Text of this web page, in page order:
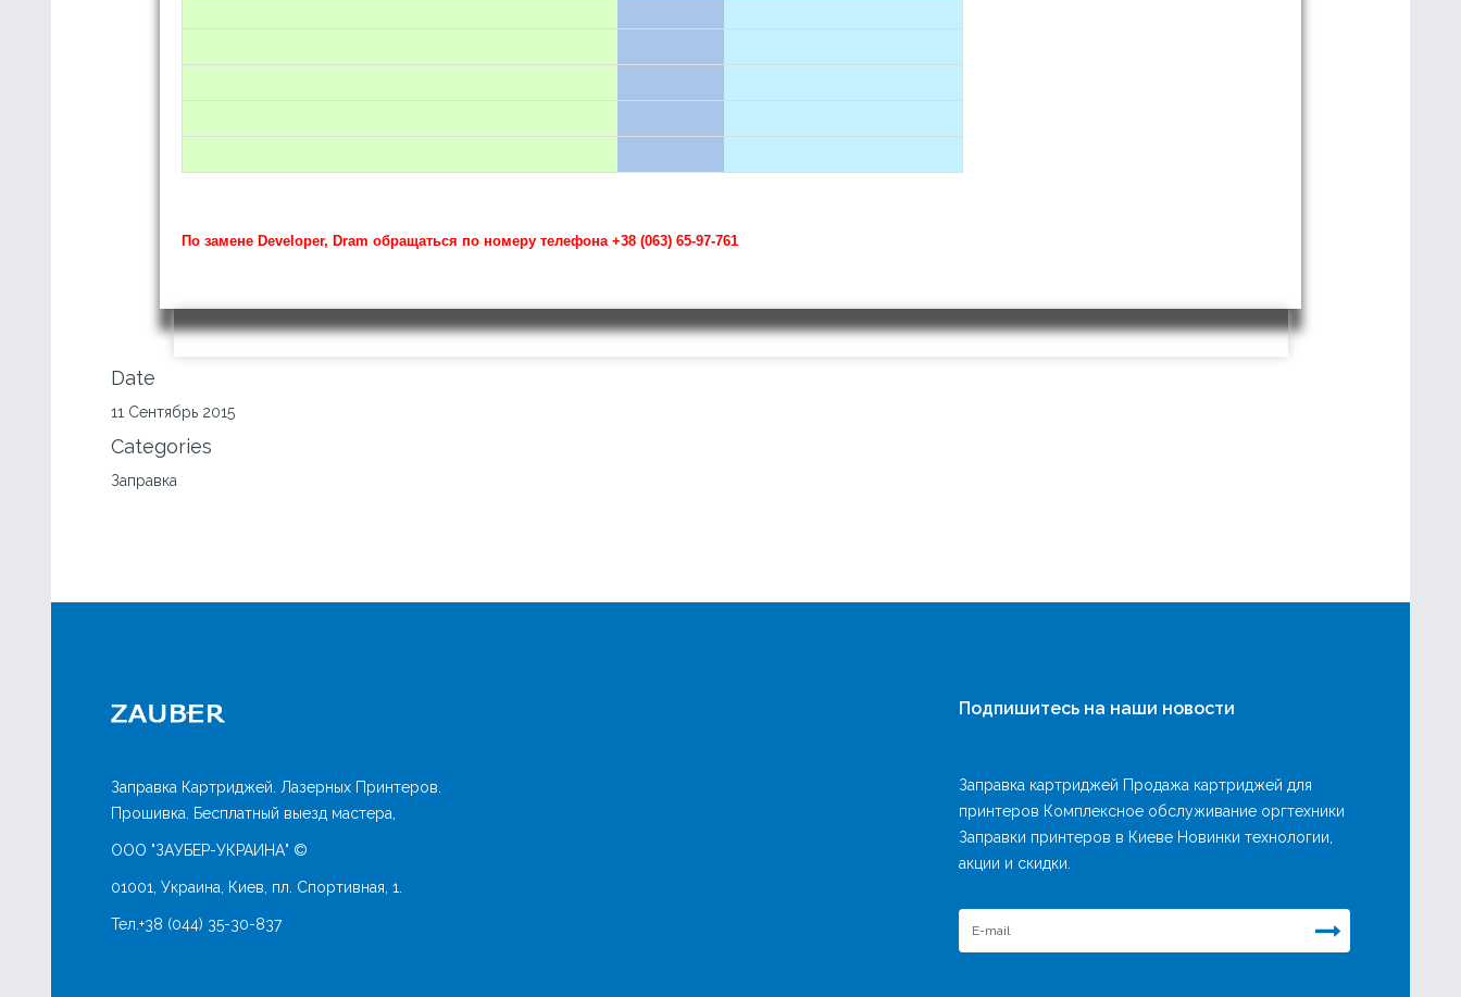
По замене Developer, Dram обращаться по номеру телефона +38 (063) 65-97-761
Date
11 Сентябрь 2015
Categories
Заправка
Заправка Картриджей. Лазерных Принтеров.
Прошивка. Бесплатный выезд мастера,
ООО "ЗАУБЕР-УКРАИНА" ©
01001, Украина, Киев, пл. Спортивная, 1.
Тел. +38 (044) 35-30-837
Подпишитесь на наши новости
Заправка картриджей Продажа картриджей для
принтеров Комплексное обслуживание оргтехники
Заправки принтеров в Киеве Новинки технологии,
акции и скидки.